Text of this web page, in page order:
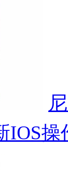
IOS操